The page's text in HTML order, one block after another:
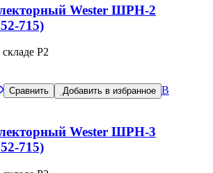
Wester ШРН-2
715)
Р2
Сравнить Добавить в избранное В
Wester ШРН-3
715)